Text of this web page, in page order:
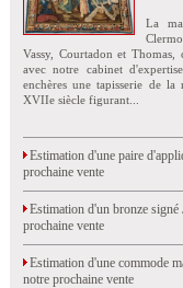
La
Vassy, Courtadon et Thomas,
avec notre cabinet
enchères une tapisserie de
XVIIe siècle figurant...
Estimation d'une paire
prochaine vente
Estimation d'un bronze signé
prochaine vente
Estimation d'une commode
notre prochaine vente